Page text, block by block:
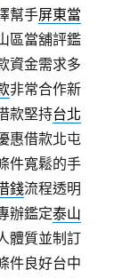
幫手屏東當
區當舖評鑑
資金需求多
非常合作新
款堅持台北
惠借款北屯
件寬鬆的手
錢流程透明
辦鑑定泰山
體質並制訂
件良好台中